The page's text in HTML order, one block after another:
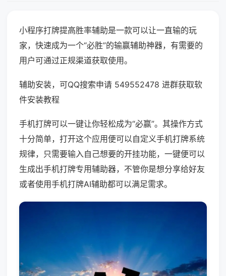
小程序打牌提高胜率辅助是一款可以让一直输的玩
家，快速成为一个“必胜”的输赢辅助神器，有需要的
用户可通过正规渠道获取使用。
辅助安装，可QQ搜索申请 549552478 进群获取软
件安装教程
手机打牌可以一键让你轻松成为“必赢”。其操作方式
十分简单，打开这个应用便可以自定义手机打牌系统
规律，只需要输入自己想要的开挂功能，一键便可以
生成出手机打牌专用辅助器，不管你是想分享给好友
或者使用手机打牌AI辅助都可以满足需求。